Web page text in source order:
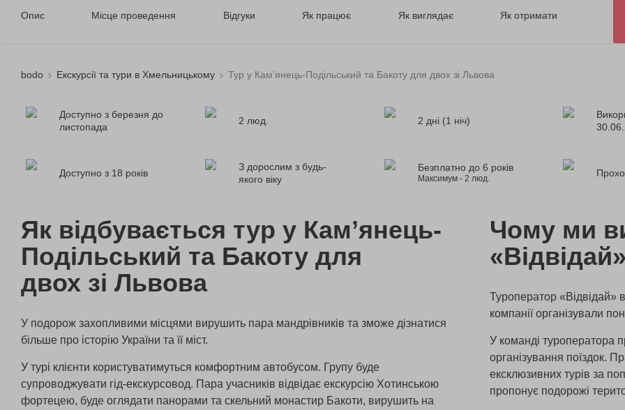
Опис Місце проведення Відгуки Як працює Як виглядає Як отримати
bodo Екскурсії та тури в Хмельницькому Тур у Кам’янець-Подільський та Бакоту для двох зі Львова
Доступно з березня до
листопада
2 люд. 2 дні (1 ніч)
Доступно з 18 років
З дорослим з будь-
якого віку
Безплатно до 6 років
Максимум - 2 люд.
Як відбувається тур у Кам’янець-
Подільський та Бакоту для
двох зі Львова
У подорож захопливими місцями вирушить пара мандрівників та зможе дізнатися
більше про історію України та її міст.
У турі клієнти користуватимуться комфортним автобусом. Групу буде
супроводжувати гід-екскурсовод. Пара учасників відвідає екскурсію Хотинською
фортецею, буде оглядати панорами та скельний монастир Бакоти, вирушить на
Чому ми
Туроператор «Відвідай»
компанії організували
У команді туроператора
організування поїздок.
ексклюзивних турів за
пропонує подорожі